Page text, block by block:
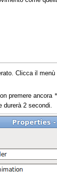
Clicca il
premere ancora
2 secondi.